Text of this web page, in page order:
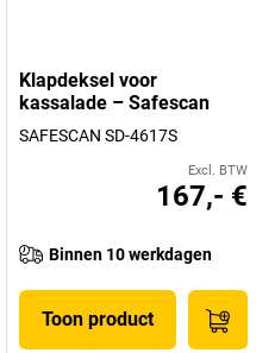
Klapdeksel voor
kassalade – Safescan
SAFESCAN SD-4617S
Excl. BTW
167,- €
Binnen 10 werkdagen
Toon product